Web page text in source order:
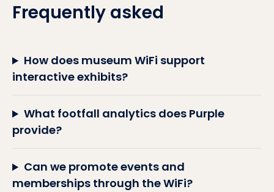
Frequently asked
How does museum WiFi support
interactive exhibits?
What footfall analytics does Purple
provide?
Can we promote events and
memberships through the WiFi?